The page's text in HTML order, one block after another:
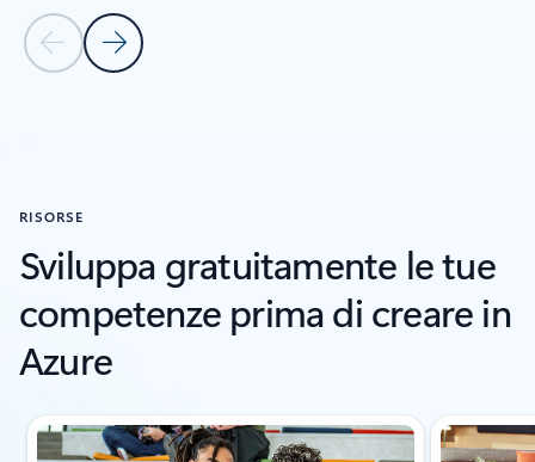
Diapositiva precedente
Diapositiva successiva
RISORSE
Sviluppa gratuitamente le tue
competenze prima di creare in
Azure
Visualizzazione della diapositiva 1 di 6